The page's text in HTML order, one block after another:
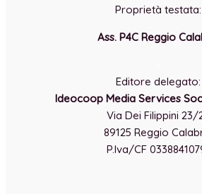
Proprietà testata:
Ass. P4C Reggio
Editore delegato:
Ideocoop Media Services
Via Dei Filippini 23/
89125 Reggio
P.Iva/CF